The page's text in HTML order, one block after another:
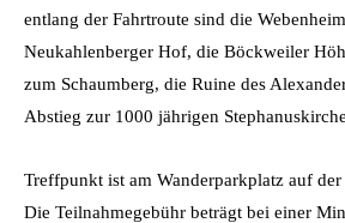
entlang der Fahrtroute sind die
Neukahlenberger Hof, die Böckweiler
zum Schaumberg, die Ruine des
Abstieg zur 1000 jährigen
Treffpunkt ist am Wanderparkplatz auf
Die Teilnahmegebühr beträgt bei einer